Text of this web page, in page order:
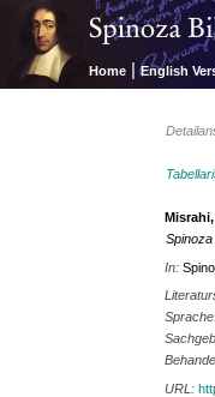
Home | English
In:
URL: